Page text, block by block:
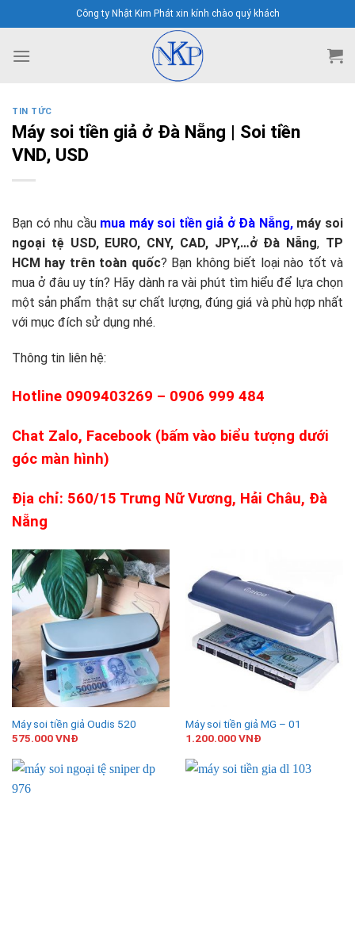
to
content
Công ty Nhật Kim Phát xin kính chào quý khách
TIN TỨC
Máy soi tiền giả ở Đà Nẵng | Soi tiền
VND, USD
Bạn có nhu cầu mua máy soi tiền giả ở Đà Nẵng, máy soi
ngoại tệ USD, EURO, CNY, CAD, JPY,…ở Đà Nẵng, TP
HCM hay trên toàn quốc? Bạn không biết loại nào tốt và
mua ở đâu uy tín? Hãy dành ra vài phút tìm hiểu để lựa chọn
một sản phẩm thật sự chất lượng, đúng giá và phù hợp nhất
với mục đích sử dụng nhé.
Thông tin liên hệ:
Hotline 0909403269 – 0906 999 484
Chat Zalo, Facebook (bấm vào biểu tượng dưới
góc màn hình)
Địa chỉ: 560/15 Trưng Nữ Vương, Hải Châu, Đà
Nẵng
Máy soi tiền giả Oudis 520
575.000VNĐ
Máy soi tiền giả MG – 01
1.200.000VNĐ